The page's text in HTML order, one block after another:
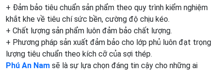
+ Đảm bảo tiêu chuẩn sản phẩm theo quy trình kiểm nghiệm
khắt khe về tiêu chí sức bền, cường độ chịu kéo.
+ Chất lượng sản phẩm luôn đảm bảo chất lượng.
+ Phương pháp sản xuất đảm bảo cho lớp phủ luôn đạt trọng
lượng tiêu chuẩn theo kích cỡ của sợi thép.
Phú An Nam sẽ là sự lựa chọn đáng tin cậy cho những ai